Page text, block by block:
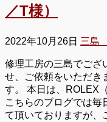
／T様）
2022年10月26日 三島
修理工房の三島でござ
せ、ご依頼をいただき
す。 本日は、ROLEX
こちらのブログでは毎
て頂いておりますが、